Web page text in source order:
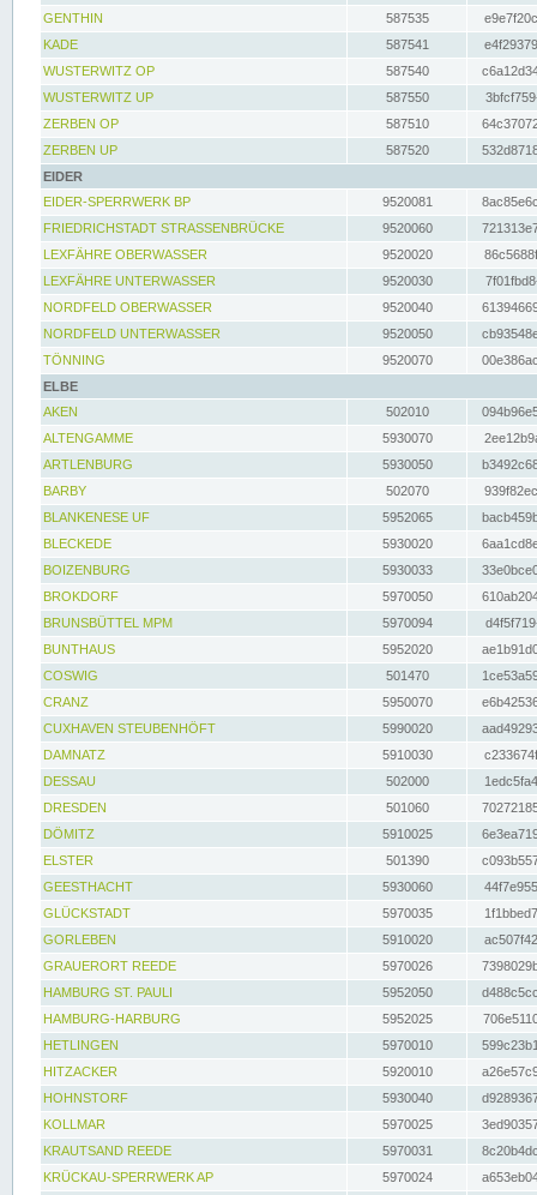
GENTHIN
587535
KADE
587541
WUSTERWITZ OP
587540
WUSTERWITZ UP
587550
ZERBEN OP
587510
ZERBEN UP
587520
EIDER
EIDER-SPERRWERK BP
9520081
FRIEDRICHSTADT STRASSENBRÜCKE
9520060
LEXFÄHRE OBERWASSER
9520020
LEXFÄHRE UNTERWASSER
9520030
NORDFELD OBERWASSER
9520040
NORDFELD UNTERWASSER
9520050
TÖNNING
9520070
ELBE
AKEN
502010
ALTENGAMME
5930070
ARTLENBURG
5930050
BARBY
502070
BLANKENESE UF
5952065
BLECKEDE
5930020
BOIZENBURG
5930033
BROKDORF
5970050
BRUNSBÜTTEL MPM
5970094
BUNTHAUS
5952020
COSWIG
501470
CRANZ
5950070
CUXHAVEN STEUBENHÖFT
5990020
DAMNATZ
5910030
DESSAU
502000
DRESDEN
501060
DÖMITZ
5910025
ELSTER
501390
GEESTHACHT
5930060
GLÜCKSTADT
5970035
GORLEBEN
5910020
GRAUERORT REEDE
5970026
HAMBURG ST. PAULI
5952050
HAMBURG-HARBURG
5952025
HETLINGEN
5970010
HITZACKER
5920010
HOHNSTORF
5930040
KOLLMAR
5970025
KRAUTSAND REEDE
5970031
KRÜCKAU-SPERRWERK AP
5970024